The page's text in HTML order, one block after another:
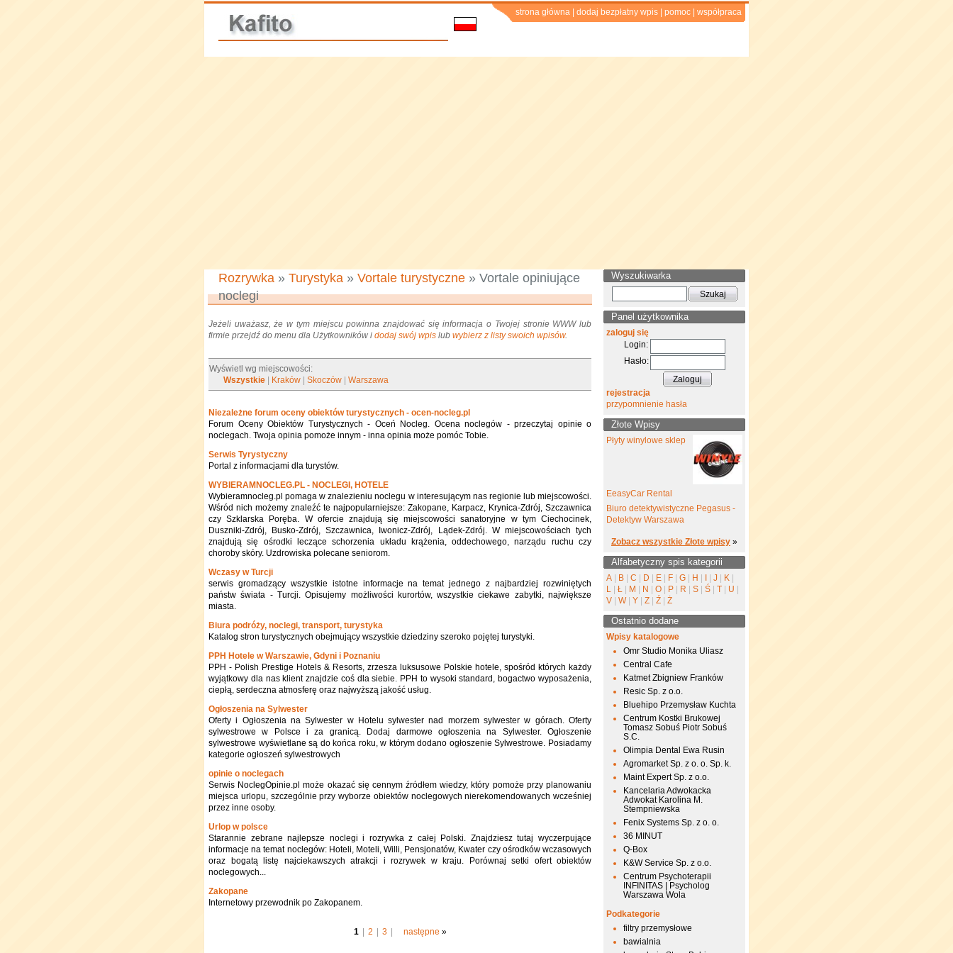
strona główna dodaj bezpłatny wpis pomoc współpraca
Rozrywka » Turystyka » Vortale turystyczne » Vortale opiniujące
noclegi
Jeżeli uważasz, że w tym miejscu powinna znajdować się informacja o Twojej stronie WWW lub
firmie przejdź do menu dla Użytkowników i dodaj swój wpis lub wybierz z listy swoich wpisów.
Wyświetl wg miejscowości:
Wszystkie
Kraków |Skoczów |Warszawa
Niezależne forum oceny obiektów turystycznych - ocen-nocleg.pl
Forum Oceny Obiektów Turystycznych - Oceń Nocleg. Ocena noclegów - przeczytaj opinie o
noclegach. Twoja opinia pomoże innym - inna opinia może pomóc Tobie.
Serwis Tyrystyczny
Portal z informacjami dla turystów.
WYBIERAMNOCLEG.PL - NOCLEGI, HOTELE
Wybieramnocleg.pl pomaga w znalezieniu noclegu w interesującym nas regionie lub miejscowości.
Wśród nich możemy znaleźć te najpopularniejsze: Zakopane, Karpacz, Krynica-Zdrój, Szczawnica
czy Szklarska Poręba. W ofercie znajdują się miejscowości sanatoryjne w tym Ciechocinek,
Duszniki-Zdrój, Busko-Zdrój, Szczawnica, Iwonicz-Zdrój, Lądek-Zdrój. W miejscowościach tych
znajdują się ośrodki leczące schorzenia układu krążenia, oddechowego, narządu ruchu czy
choroby skóry. Uzdrowiska polecane seniorom.
Wczasy w Turcji
serwis gromadzący wszystkie istotne informacje na temat jednego z najbardziej rozwiniętych
państw świata - Turcji. Opisujemy możliwości kurortów, wszystkie ciekawe zabytki, największe
miasta.
Biura podróży, noclegi, transport, turystyka
Katalog stron turystycznych obejmujący wszystkie dziedziny szeroko pojętej turystyki.
PPH Hotele w Warszawie, Gdyni i Poznaniu
PPH - Polish Prestige Hotels & Resorts, zrzesza luksusowe Polskie hotele, spośród których każdy
wyjątkowy dla nas klient znajdzie coś dla siebie. PPH to wysoki standard, bogactwo wyposażenia,
ciepłą, serdeczna atmosferę oraz najwyższą jakość usług.
Ogłoszenia na Sylwester
Oferty i Ogłoszenia na Sylwester w Hotelu sylwester nad morzem sylwester w górach. Oferty
sylwestrowe w Polsce i za granicą. Dodaj darmowe ogłoszenia na Sylwester. Ogłoszenie
sylwestrowe wyświetlane są do końca roku, w którym dodano ogłoszenie Sylwestrowe. Posiadamy
kategorie ogłoszeń sylwestrowych
opinie o noclegach
Serwis NoclegOpinie.pl może okazać się cennym źródłem wiedzy, który pomoże przy planowaniu
miejsca urlopu, szczególnie przy wyborze obiektów noclegowych nierekomendowanych wcześniej
przez inne osoby.
Urlop w polsce
Starannie zebrane najlepsze noclegi i rozrywka z całej Polski. Znajdziesz tutaj wyczerpujące
informacje na temat noclegów: Hoteli, Moteli, Willi, Pensjonatów, Kwater czy ośrodków wczasowych
oraz bogatą listę najciekawszych atrakcji i rozrywek w kraju. Porównaj setki ofert obiektów
noclegowych...
Zakopane
Internetowy przewodnik po Zakopanem.
1 2 3 następne »
Wyszukiwarka
Panel użytkownika
zaloguj się
Login:
Hasło:
rejestracja
przypomnienie hasła
Złote Wpisy
Płyty winylowe sklep
EeasyCar Rental
Biuro detektywistyczne Pegasus -
Detektyw Warszawa
Zobacz wszystkie Złote wpisy »
Alfabetyczny spis kategorii
A B C D E F G H J K
L
Ł M N O P R S Ś T U
V
W Y Z Ź Ż
Ostatnio dodane
Wpisy katalogowe
Omr Studio Monika Uliasz
Central Cafe
Katmet Zbigniew Franków
Resic Sp. z o.o.
Bluehipo Przemysław Kuchta
Centrum Kostki Brukowej
Tomasz Sobuś Piotr Sobuś
S.C.
Olimpia Dental Ewa Rusin
Agromarket Sp. z o. o. Sp. k.
Maint Expert Sp. z o.o.
Kancelaria Adwokacka
Adwokat Karolina M.
Stempniewska
Fenix Systems Sp. z o. o.
36 MINUT
Q-Box
K&W Service Sp. z o.o.
Centrum Psychoterapii
INFINITAS | Psycholog
Warszawa Wola
Podkategorie
filtry przemysłowe
bawialnia